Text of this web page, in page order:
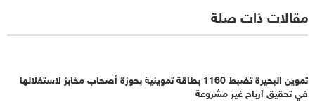
مقالات ذات صلة
تموين البحيرة تضبط 1160 بطاقة تموينية بحوزة أصحاب مخابز لاستغلالها
في تحقيق أرباح غير مشروعة